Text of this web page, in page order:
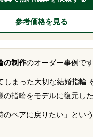
参考価格を見る
の制作のオーダー事例です
しまった大切な結婚指輪
指輪をモデルに復元した
のペアに戻りたい」とい